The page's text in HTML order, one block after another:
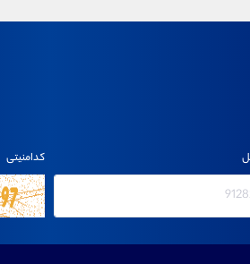
کدامنیتی